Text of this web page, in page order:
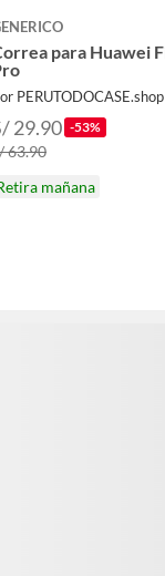
para Huawei
PERUTODOCASE.shop
29.90 -53%
63.90
mañana